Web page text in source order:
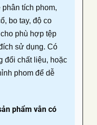
phân tích phom,
bo tay, độ co
phù hợp tệp
sử dụng. Có
đổi chất liệu, hoặc
phom để dễ
phẩm vẫn có